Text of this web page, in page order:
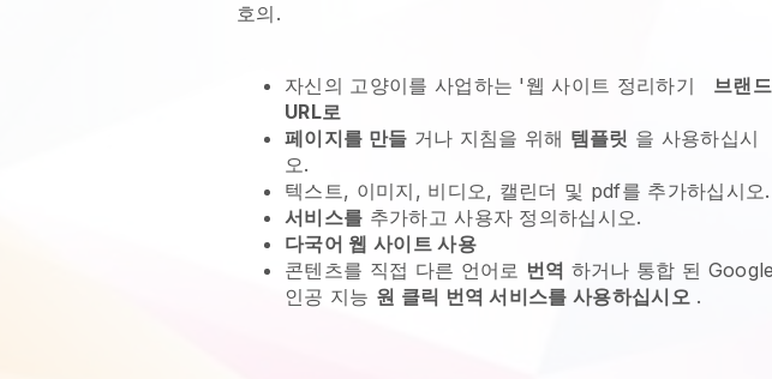
호의.
자신의 고양이를 사업하는 '웹 사이트 정리하기
브랜드
URL로
페이지를 만들 거나 지침을 위해 템플릿 을 사용하십시
오.
텍스트, 이미지, 비디오, 캘린더 및 pdf를 추가하십시오.
서비스를 추가하고 사용자 정의하십시오.
다국어 웹 사이트 사용
콘텐츠를 직접 다른 언어로 번역 하거나 통합 된 Google
인공 지능 원 클릭 번역 서비스를 사용하십시오 .